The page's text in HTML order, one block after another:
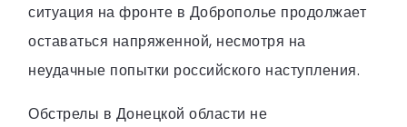
ситуация на фронте в Доброполье продолжает
оставаться напряженной, несмотря на
неудачные попытки российского наступления.
Обстрелы в Донецкой области не